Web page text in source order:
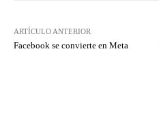
ARTÍCULO ANTERIOR
Facebook se convierte en Meta